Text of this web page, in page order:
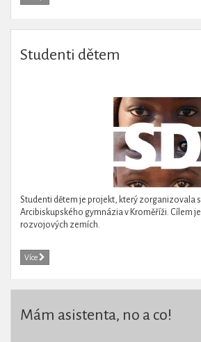
Studenti dětem
Studenti dětem je projekt, který zorganizovala
Arcibiskupského gymnázia v Kroměříži. Cílem
rozvojových zemích.
Více
Mám asistenta, no a co!